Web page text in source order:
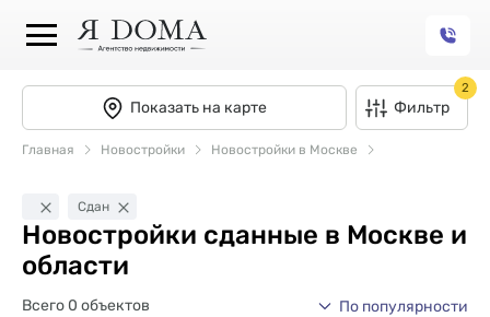
Показать на карте Фильтр
2
Главная Новостройки Новостройки в Москве
Сдан
Новостройки сданные в Москве и
области
Всего 0 объектов По популярности